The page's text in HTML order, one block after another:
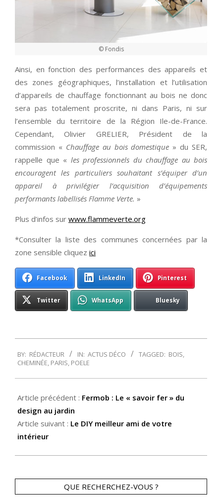
© Fondis
Ainsi, en fonction des performances des appareils et
des zones géographiques, l’installation et l’utilisation
d’appareils de chauffage fonctionnant au bois ne donc
sera pas totalement proscrite, ni dans Paris, ni sur
l’ensemble du territoire de la Région Ile-de-France.
Cependant, Olivier GRELIER, Président de la
commission « Chauffage au bois domestique » du SER,
rappelle que « les professionnels du chauffage au bois
encouragent les particuliers souhaitant s’équiper d’un
appareil à privilégier l’acquisition d’équipements
performants labellisés Flamme Verte. »
Plus d’infos sur www.flammeverte.org
*Consulter la liste des communes concernées par la
zone sensible cliquez ici
Facebook LinkedIn Pinterest
Twitter WhatsApp Bluesky
01-
BY: RÉDACTEUR IN: ACTUS DÉCO TAGGED: BOIS,
CHEMINÉE, PARIS, POELE
Article précédent : Fermob : Le « savoir fer » du
design au jardin
Article suivant : Le DIY meilleur ami de votre
intérieur
QUE RECHERCHEZ-VOUS ?